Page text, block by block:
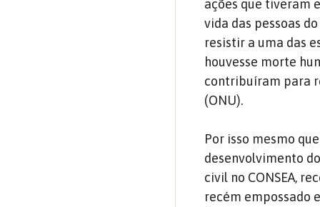
ações que tiveram
vida das pessoas
resistir a uma das
houvesse morte
contribuíram para
(ONU).
Por isso mesmo
desenvolvimento
civil no CONSEA,
recém empossado